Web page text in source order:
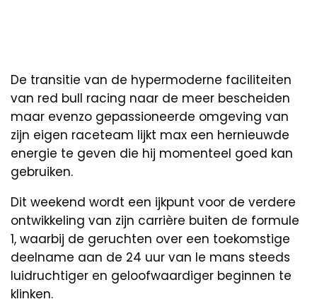
De transitie van de hypermoderne faciliteiten
van red bull racing naar de meer bescheiden
maar evenzo gepassioneerde omgeving van
zijn eigen raceteam lijkt max een hernieuwde
energie te geven die hij momenteel goed kan
gebruiken.
Dit weekend wordt een ijkpunt voor de verdere
ontwikkeling van zijn carrière buiten de formule
1, waarbij de geruchten over een toekomstige
deelname aan de 24 uur van le mans steeds
luidruchtiger en geloofwaardiger beginnen te
klinken.